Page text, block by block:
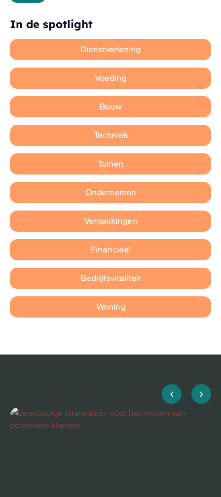
In de spotlight
Dienstverlening
Voeding
Bouw
Techniek
Tuinen
Ondernemen
Verpakkingen
Financieel
Bedrijfsvitaliteit
Woning